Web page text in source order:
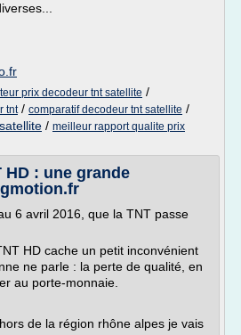
prix decodeur tnt satellite /
tnt/ comparatif decodeur tnt satellite /
/ meilleur rapport qualite prix
HD : une grande
6 avril 2016, que la TNT passe
HD cache un petit inconvénient
ne parle : la perte de qualité, en
au porte-monnaie.
de la région rhône alpes je vais